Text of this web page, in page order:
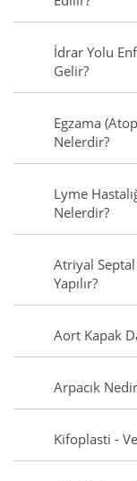
İdrar Yolu
Gelir?
Egzama
Nelerdir?
Lyme
Nelerdir?
Atriyal Septal
Yapılır?
Aort Kapak
Arpacık
Kifoplasti -